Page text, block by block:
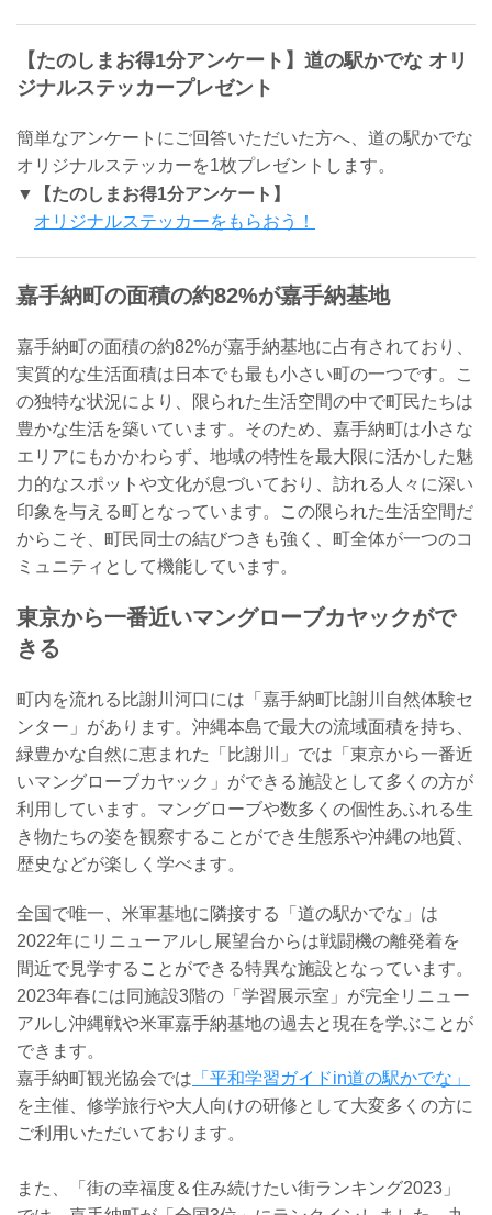
【たのしまお得1分アンケート】道の駅かでな オリ
ジナルステッカープレゼント
簡単なアンケートにご回答いただいた方へ、道の駅かでな
オリジナルステッカーを1枚プレゼントします。
▼【たのしまお得1分アンケート】
オリジナルステッカーをもらおう！
嘉手納町の面積の約82%が嘉手納基地
嘉手納町の面積の約82%が嘉手納基地に占有されており、
実質的な生活面積は日本でも最も小さい町の一つです。こ
の独特な状況により、限られた生活空間の中で町民たちは
豊かな生活を築いています。そのため、嘉手納町は小さな
エリアにもかかわらず、地域の特性を最大限に活かした魅
力的なスポットや文化が息づいており、訪れる人々に深い
印象を与える町となっています。この限られた生活空間だ
からこそ、町民同士の結びつきも強く、町全体が一つのコ
ミュニティとして機能しています。
東京から一番近いマングローブカヤックがで
きる
町内を流れる比謝川河口には「嘉手納町比謝川自然体験セ
ンター」があります。沖縄本島で最大の流域面積を持ち、
緑豊かな自然に恵まれた「比謝川」では「東京から一番近
いマングローブカヤック」ができる施設として多くの方が
利用しています。マングローブや数多くの個性あふれる生
き物たちの姿を観察することができ生態系や沖縄の地質、
歴史などが楽しく学べます。
全国で唯一、米軍基地に隣接する「道の駅かでな」は
2022年にリニューアルし展望台からは戦闘機の離発着を
間近で見学することができる特異な施設となっています。
2023年春には同施設3階の「学習展示室」が完全リニュー
アルし沖縄戦や米軍嘉手納基地の過去と現在を学ぶことが
できます。
嘉手納町観光協会では 「平和学習ガイドin道の駅かでな」
を主催、修学旅行や大人向けの研修として大変多くの方に
ご利用いただいております。
また、「街の幸福度＆住み続けたい街ランキング2023」